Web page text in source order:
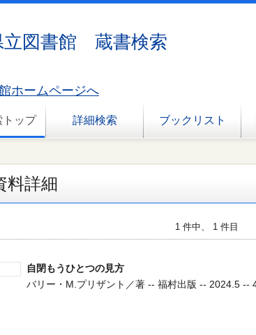
立図書館 蔵書検索
ホームページへ
トップ 詳細検索 ブックリスト
料詳細
1 件中、 1 件目
自閉もうひとつの見方
バリー・M.プリザント／著 -- 福村出版 -- 2024.5 --